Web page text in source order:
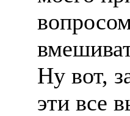
Ну вот,
эти все